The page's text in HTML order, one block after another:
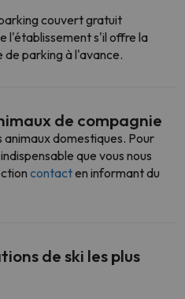
couvert gratuit
l'établissement s'il offre la
de parking à l'avance.
de compagnie
domestiques. Pour
que vous nous
contacten informant du
de ski les plus